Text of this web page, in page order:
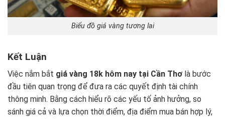
Biểu đồ giá vàng tương lai
Kết Luận
Việc nắm bắt giá vàng 18k hôm nay tại Cần Thơ là bước
đầu tiên quan trọng để đưa ra các quyết định tài chính
thông minh. Bằng cách hiểu rõ các yếu tố ảnh hưởng, so
sánh giá cả và lựa chọn thời điểm, địa điểm mua bán hợp lý,